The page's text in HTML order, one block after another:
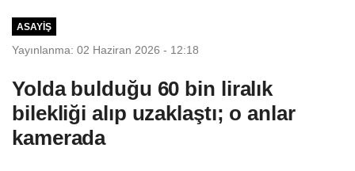
ASAYIŞ
Yayınlanma: 02 Haziran 2026 - 12:18
Yolda bulduğu 60 bin liralık
bilekliği alıp uzaklaştı; o anlar
kamerada